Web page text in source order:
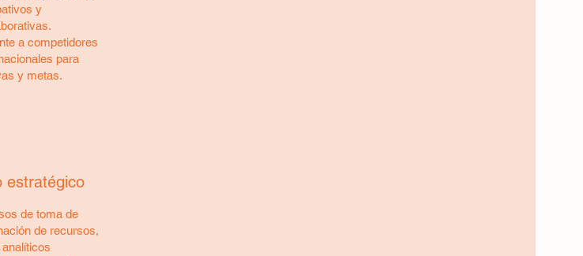
y
a competidores
para
y metas.
estratégico
de toma de
de recursos,